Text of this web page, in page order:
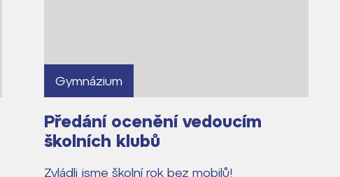
Gymnázium
Předání ocenění vedoucím
školních klubů
Zvládli jsme školní rok bez mobilů!